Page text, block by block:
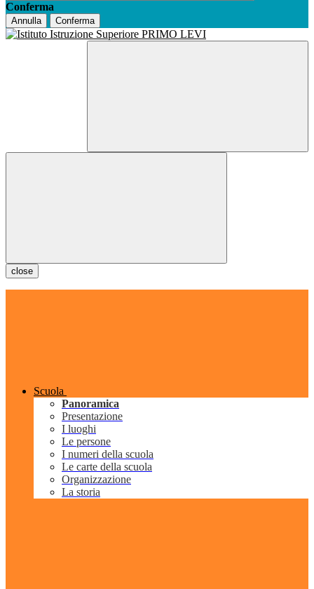
Conferma
Annulla Conferma
close
Scuola
Panoramica
Presentazione
I luoghi
Le persone
I numeri della scuola
Le carte della scuola
Organizzazione
La storia